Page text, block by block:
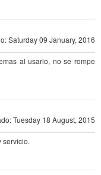
Saturday 09 January, 2016
al usarlo, no se rompe
Tuesday 18 August, 2015
servicio.